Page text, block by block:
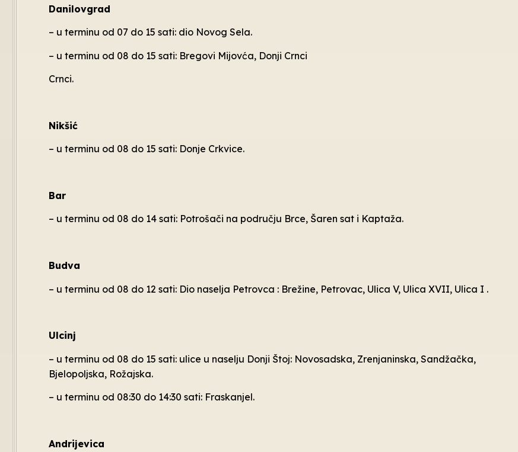
Danilovgrad
– u terminu od 07 do 15 sati: dio Novog Sela.
– u terminu od 08 do 15 sati: Bregovi Mijovća, Donji Crnci
Crnci.
Nikšić
– u terminu od 08 do 15 sati: Donje Crkvice.
Bar
– u terminu od 08 do 14 sati: Potrošači na području Brce, Šaren sat i Kaptaža.
Budva
– u terminu od 08 do 12 sati: Dio naselja Petrovca : Brežine, Petrovac, Ulica V, Ulica XVII, Ulica I .
Ulcinj
– u terminu od 08 do 15 sati: ulice u naselju Donji Štoj: Novosadska, Zrenjaninska, Sandžačka,
Bjelopoljska, Rožajska.
– u terminu od 08:30 do 14:30 sati: Fraskanjel.
Andrijevica